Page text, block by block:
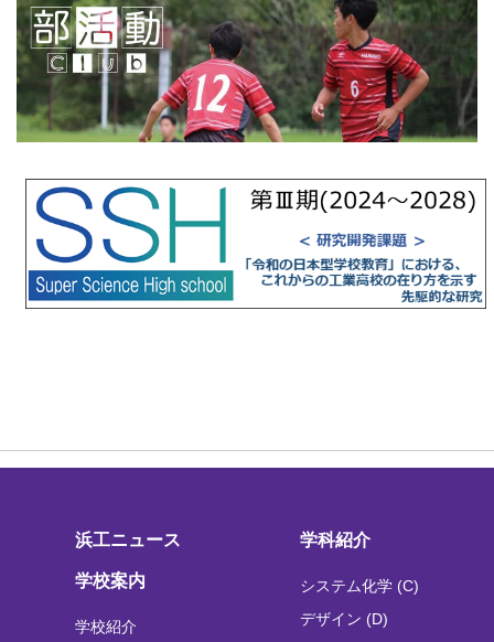
浜工ニュース
学校案内
学校紹介
学科紹介
システム化学 (C)
デザイン (D)